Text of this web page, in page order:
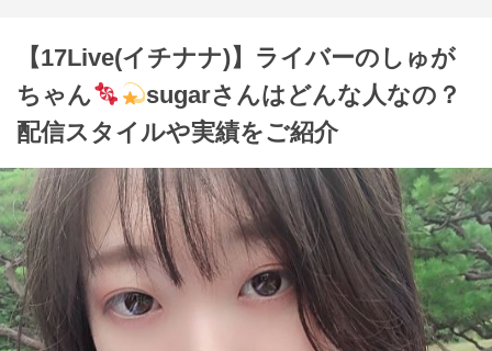
【17Live(イチナナ)】ライバーのしゅが
ちゃん
sugarさんはどんな人なの？
配信スタイルや実績をご紹介